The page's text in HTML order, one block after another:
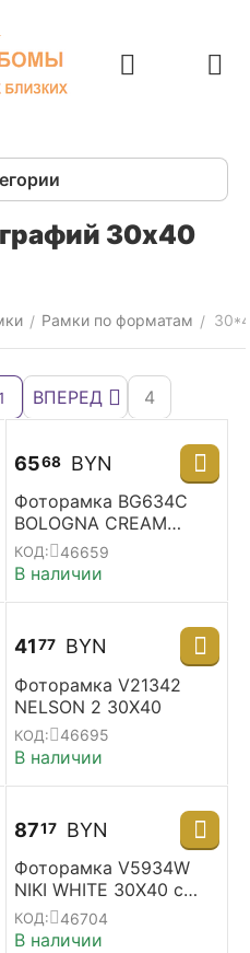
30х40
/ Рамки по форматам /
1 ВПЕРЕД 4
6568 BYN
Фоторамка BG634C
BOLOGNA CREAM
30X40
КОД: 46659
В наличии
4177 BYN
Фоторамка V21342
NELSON 2 30X40
КОД: 46695
В наличии
8717 BYN
Фоторамка V5934W
NIKI WHITE 30X40 с
паспарту 20X30
КОД: 46704
В наличии
товары